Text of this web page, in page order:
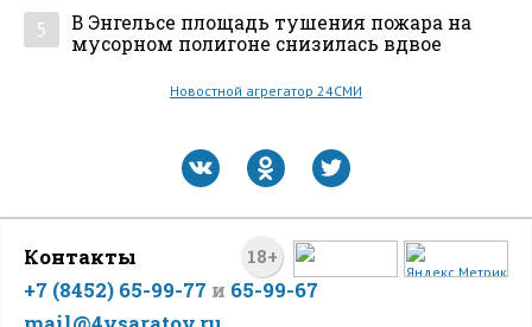
5
В Энгельсе площадь тушения пожара на
мусорном полигоне снизилась вдвое
Новостной агрегатор 24СМИ
18+
Контакты
+7 (8452) 65-99-77 и 65-99-67